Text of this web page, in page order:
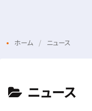
ホーム ニュース
ニュース